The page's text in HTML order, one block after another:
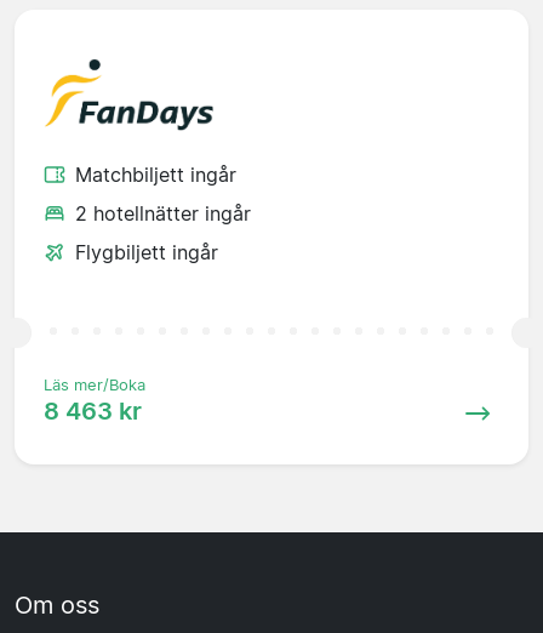
Matchbiljett ingår
2 hotellnätter ingår
Flygbiljett ingår
Läs mer/Boka
8 463 kr
Om oss